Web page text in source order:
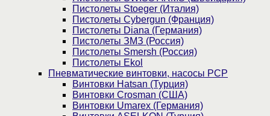
Пистолеты Stoeger (Италия)
Пистолеты Cybergun (Франция)
Пистолеты Diana (Германия)
Пистолеты ЗМЗ (Россия)
Пистолеты Smersh (Россия)
Пистолеты Ekol
Пневматические винтовки, насосы PCP
Винтовки Hatsan (Турция)
Винтовки Crosman (США)
Винтовки Umarex (Германия)